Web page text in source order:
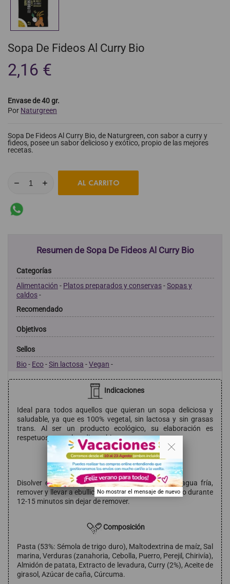
Sopa De Fideos Al Curry Bio
2,16 €
Envase de 40 gr.
Por Naturgreen
Sopa De Fideos Al Curry Bio, de Naturgreen, con sabor a curry y
fideos, posee un sabor delicioso y exótico, propio de las mejores
recetas.
AL CARRITO
Resumen de Sopa De Fideos Al Curry Bio
Categorías
Alimentación - Platos preparados y conservas-Sopas y
caldos-
Recomendado
Objetivos
Sellos
Bio- Eco-Sin lactosa -Vegan -
Indicaciones
Ideal para todos aquellos que quieran un sopa deliciosa y
saludable, ya que es 100% vegetal, sin lactosa y sin grasas
trans. Al ser un producto ecológico, su elaboración es
respetuosa con el medio ambiente.
Modo de empleo
Disolver el contenido de un sobre en 500 ml de agua fría,
remover y llevar a ebullición. Mantener a fuego medio durante
12-15 minutos sin dejar de remover.
Composición
Pasta (53%: Sémola de trigo duro), Maltodextrina de maíz, Sal
marina, Verduras (zanahoria, Cebolla, Puerro, Perejil, Chirivía),
Almidón de patata, Extracto de levadura, Curry (2%), Aceite de
girasol, Azúcar de caña, Cúrcuma.
. .
No mostrar el mensaje de nuevo